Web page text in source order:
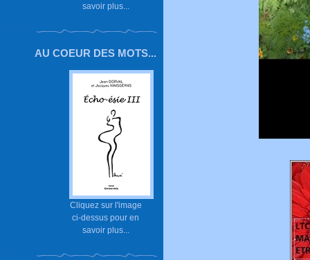
savoir plus...
AU COEUR DES MOTS...
Cliquez sur l'image
ci-dessus pour en
savoir plus...